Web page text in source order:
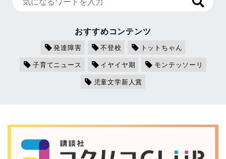
おすすめコンテンツ
発達障害 不登校
トットちゃん
子育てニュース
イヤイヤ期
モンテッソーリ
児童文学新人賞